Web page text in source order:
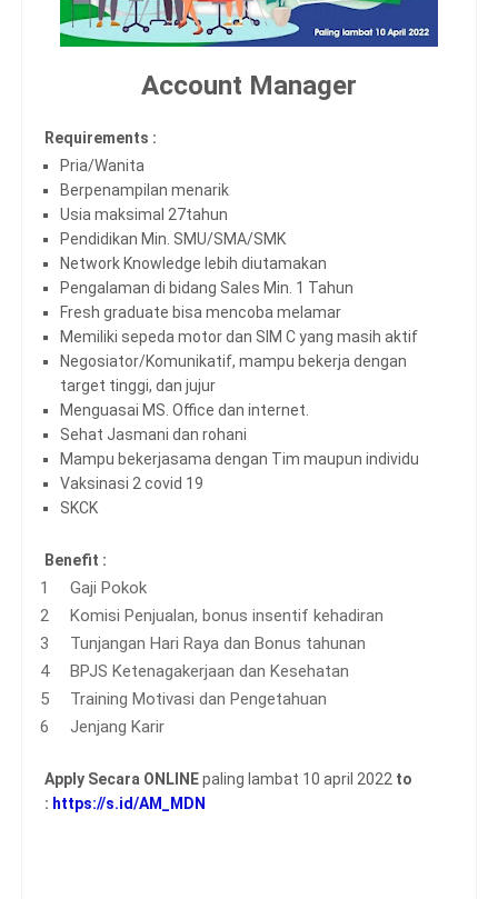
Account Manager
Requirements :
Pria/Wanita
Berpenampilan menarik
Usia maksimal 27tahun
Pendidikan Min. SMU/SMA/SMK
Network Knowledge lebih diutamakan
Pengalaman di bidang Sales Min. 1 Tahun
Fresh graduate bisa mencoba melamar
Memiliki sepeda motor dan SIM C yang masih aktif
Negosiator/Komunikatif, mampu bekerja dengan
target tinggi, dan jujur
Menguasai MS. Office dan internet.
Sehat Jasmani dan rohani
Mampu bekerjasama dengan Tim maupun individu
Vaksinasi 2 covid 19
SKCK
Benefit :
Gaji Pokok
Komisi Penjualan, bonus insentif kehadiran
Tunjangan Hari Raya dan Bonus tahunan
BPJS Ketenagakerjaan dan Kesehatan
Training Motivasi dan Pengetahuan
Jenjang Karir
Apply Secara ONLINEpaling lambat 10 april 2022 to
: https://s.id/AM_MDN